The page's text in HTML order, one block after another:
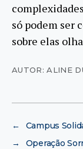
só podem ser
sobre elas
AUTOR: ALINE
←
Campus
→
Operação